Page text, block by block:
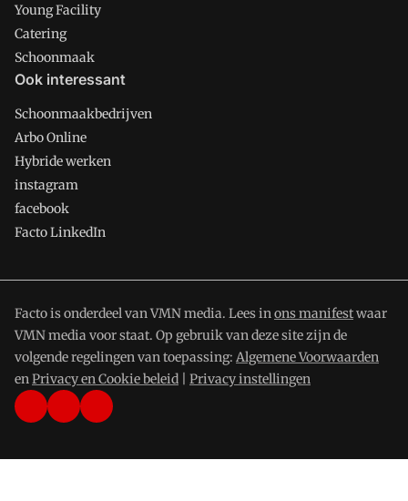
Young Facility
Catering
Schoonmaak
Ook interessant
Schoonmaakbedrijven
Arbo Online
Hybride werken
instagram
facebook
Facto LinkedIn
Facto is onderdeel van VMN media. Lees inons manifestwaar
VMN media voor staat. Op gebruik van deze site zijn de
volgende regelingen van toepassing: Algemene Voorwaarden
enPrivacy en Cookie beleid Privacy instellingen